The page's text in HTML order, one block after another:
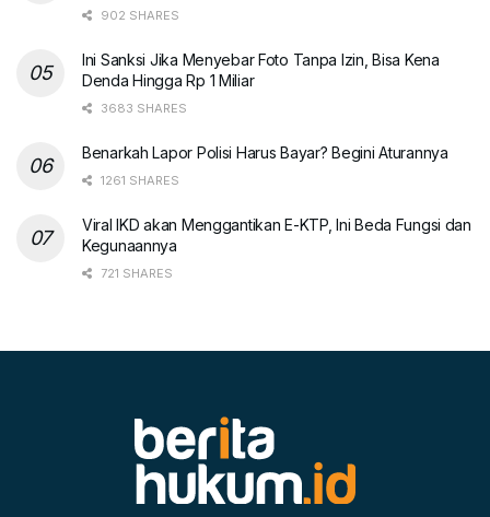
902 SHARES
Ini Sanksi Jika Menyebar Foto Tanpa Izin, Bisa Kena
Denda Hingga Rp 1 Miliar
3683 SHARES
Benarkah Lapor Polisi Harus Bayar? Begini Aturannya
1261 SHARES
Viral IKD akan Menggantikan E-KTP, Ini Beda Fungsi dan
Kegunaannya
721 SHARES